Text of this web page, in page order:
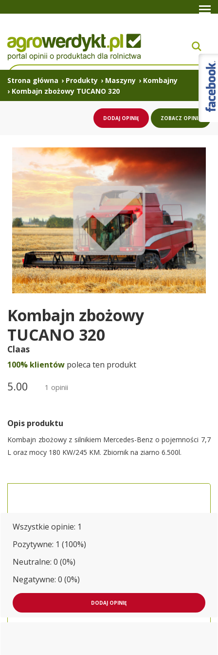
Strona główna › Produkty › Maszyny › Kombajny
› Kombajn zbożowy TUCANO 320
DODAJ OPINIĘ ZOBACZ OPINIE
Kombajn zbożowy
TUCANO 320
Claas
100% klientów poleca ten produkt
5.00 1 opinii
Opis produktu
Kombajn zbożowy z silnikiem Mercedes-Benz o pojemności 7,7
L oraz mocy 180 KW/245 KM. Zbiornik na ziarno 6.500l.
Wszystkie opinie: 1
Pozytywne: 1 (100%)
Neutralne: 0 (0%)
Negatywne: 0 (0%)
DODAJ OPINIĘ